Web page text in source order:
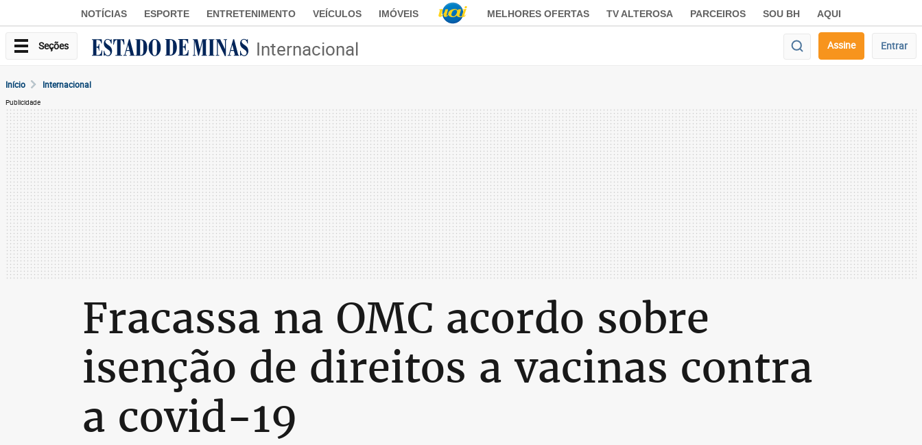
NOTÍCIAS ESPORTE ENTRETENIMENTO VEÍCULOS IMÓVEIS MELHORES OFERTAS TV ALTEROSA PARCEIROS SOU BH AQUI
Seções Internacional Assine Entrar
Início Internacional
Publicidade
Fracassa na OMC acordo sobre
isenção de direitos a vacinas contra
a covid-19